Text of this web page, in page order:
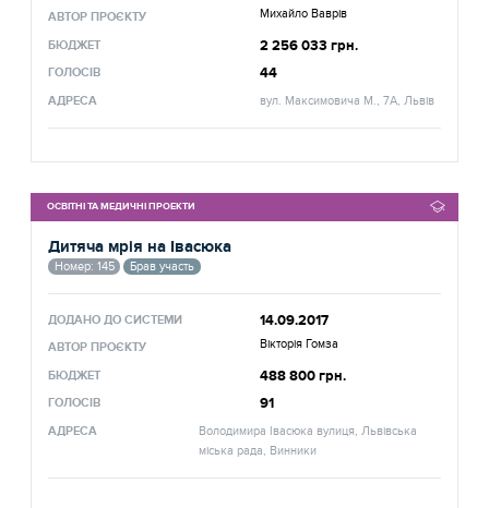
АВТОР ПРОЄКТУ Михайло Ваврів
БЮДЖЕТ 2 256 033 грн.
ГОЛОСІВ 44
АДРЕСА вул. Максимовича М., 7А, Львів
ОСВІТНІ ТА МЕДИЧНІ ПРОЕКТИ
Дитяча мрія на Івасюка
Номер: 145 Брав участь
ДОДАНО ДО СИСТЕМИ 14.09.2017
АВТОР ПРОЄКТУ Вікторія Гомза
БЮДЖЕТ 488 800 грн.
ГОЛОСІВ 91
АДРЕСА
Володимира Івасюка вулиця, Львівська
міська рада, Винники